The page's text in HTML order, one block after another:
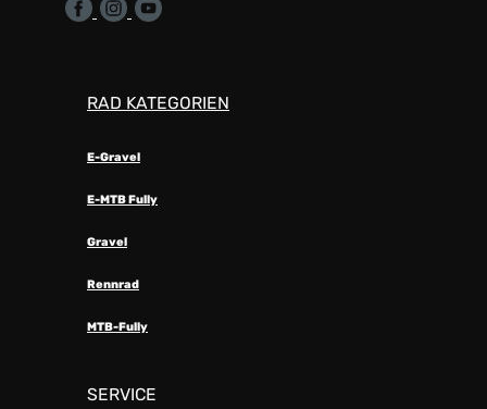
RAD KATEGORIEN
E-Gravel
E-MTB Fully
Gravel
Rennrad
MTB-Fully
SERVICE